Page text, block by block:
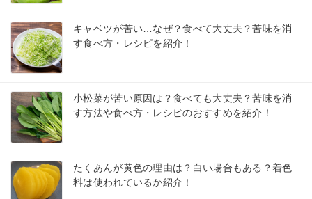
キャベツが苦い…なぜ？食べて大丈夫？苦味を消
す食べ方・レシピを紹介！
小松菜が苦い原因は？食べても大丈夫？苦味を消
す方法や食べ方・レシピのおすすめを紹介！
たくあんが黄色の理由は？白い場合もある？着色
料は使われているか紹介！